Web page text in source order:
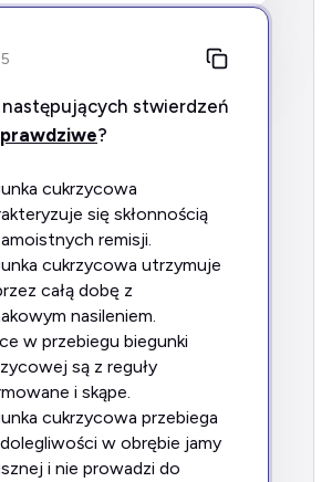
stwierdzeń
?
się skłonnością
remisji.
całą dobę z
nasileniem.
są z reguły
i skąpe.
w obrębie jamy
i nie prowadzi do